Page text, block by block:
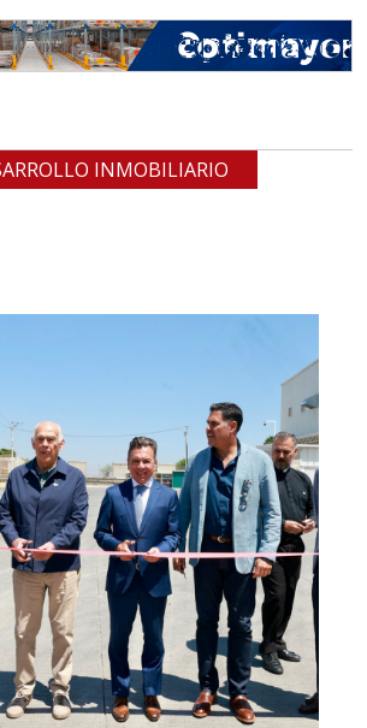
INMOBILIARIO